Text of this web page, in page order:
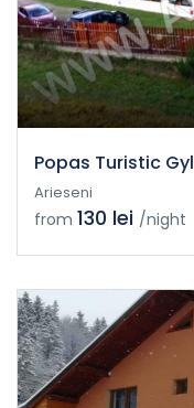
Popas Turistic Gyl
Arieseni
from 130 lei /night